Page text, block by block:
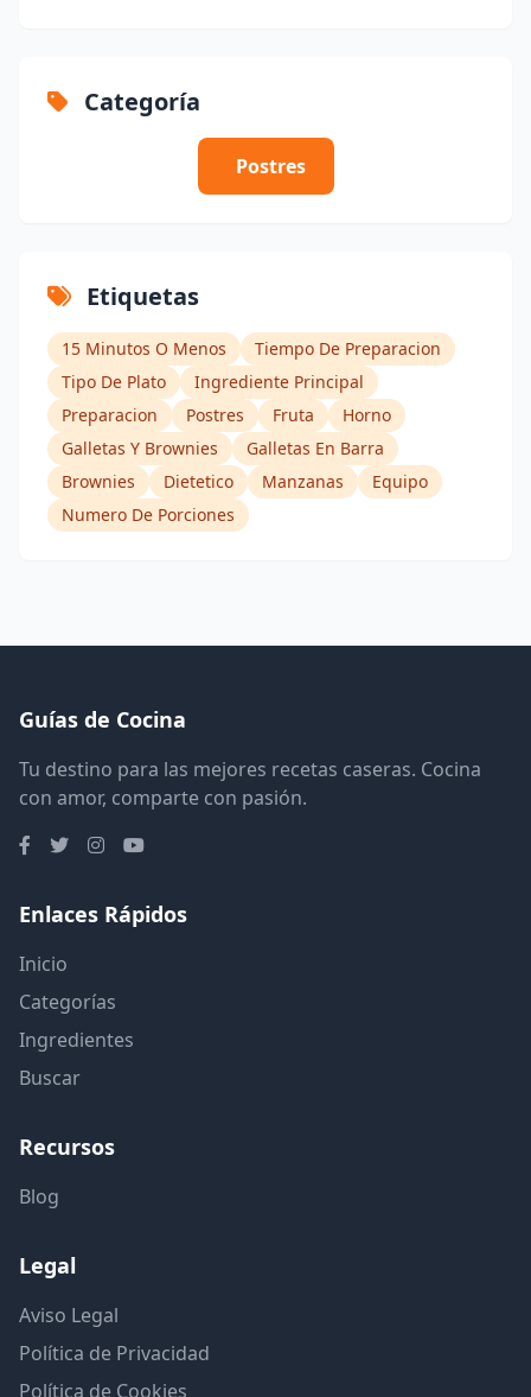
Categoría
Postres
Etiquetas
15 Minutos O Menos
Tiempo De Preparacion
Tipo De Plato
Ingrediente Principal
Preparacion
Postres Fruta
Horno
Galletas Y Brownies
Galletas En Barra
Brownies
Dietetico Manzanas
Equipo
Numero De Porciones
Guías de Cocina
Tu destino para las mejores recetas caseras. Cocina
con amor, comparte con pasión.
Enlaces Rápidos
Inicio
Categorías
Ingredientes
Buscar
Recursos
Blog
Legal
Aviso Legal
Política de Privacidad
Política de Cookies